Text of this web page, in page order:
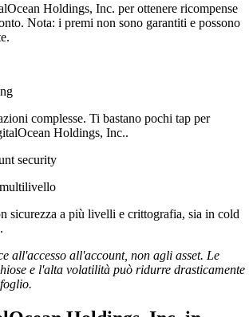
Holdings, Inc. per ottenere ricompense
Nota: i premi non sono garantiti e possono
complesse. Ti bastano pochi tap per
Holdings, Inc..
sicurezza a più livelli e crittografia, sia in cold
all'accesso all'account, non agli asset. Le
e l'alta volatilità può ridurre drasticamente